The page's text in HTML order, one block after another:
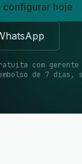
configurar hoje
com gerente
de 7 dias,